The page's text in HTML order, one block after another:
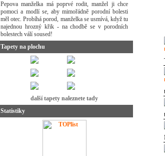
Pepova manželka má poprvé rodit, manžel ji chce
pomoci a modlí se, aby mimořádně porodní bolesti
měl otec. Probíhá porod, manželka se usmívá, když tu
najednou hrozný křik - na chodbě se v porodních
bolestech válí soused!
Tapety na plochu
další tapety naleznete tady
Statistiky